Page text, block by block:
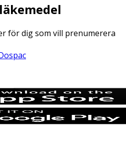
för dig som vill prenumerera